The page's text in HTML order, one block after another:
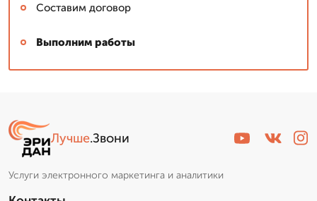
Составим договор
Выполним работы
Лучше.Звони
Услуги электронного маркетинга и аналитики
Пишет Вам...